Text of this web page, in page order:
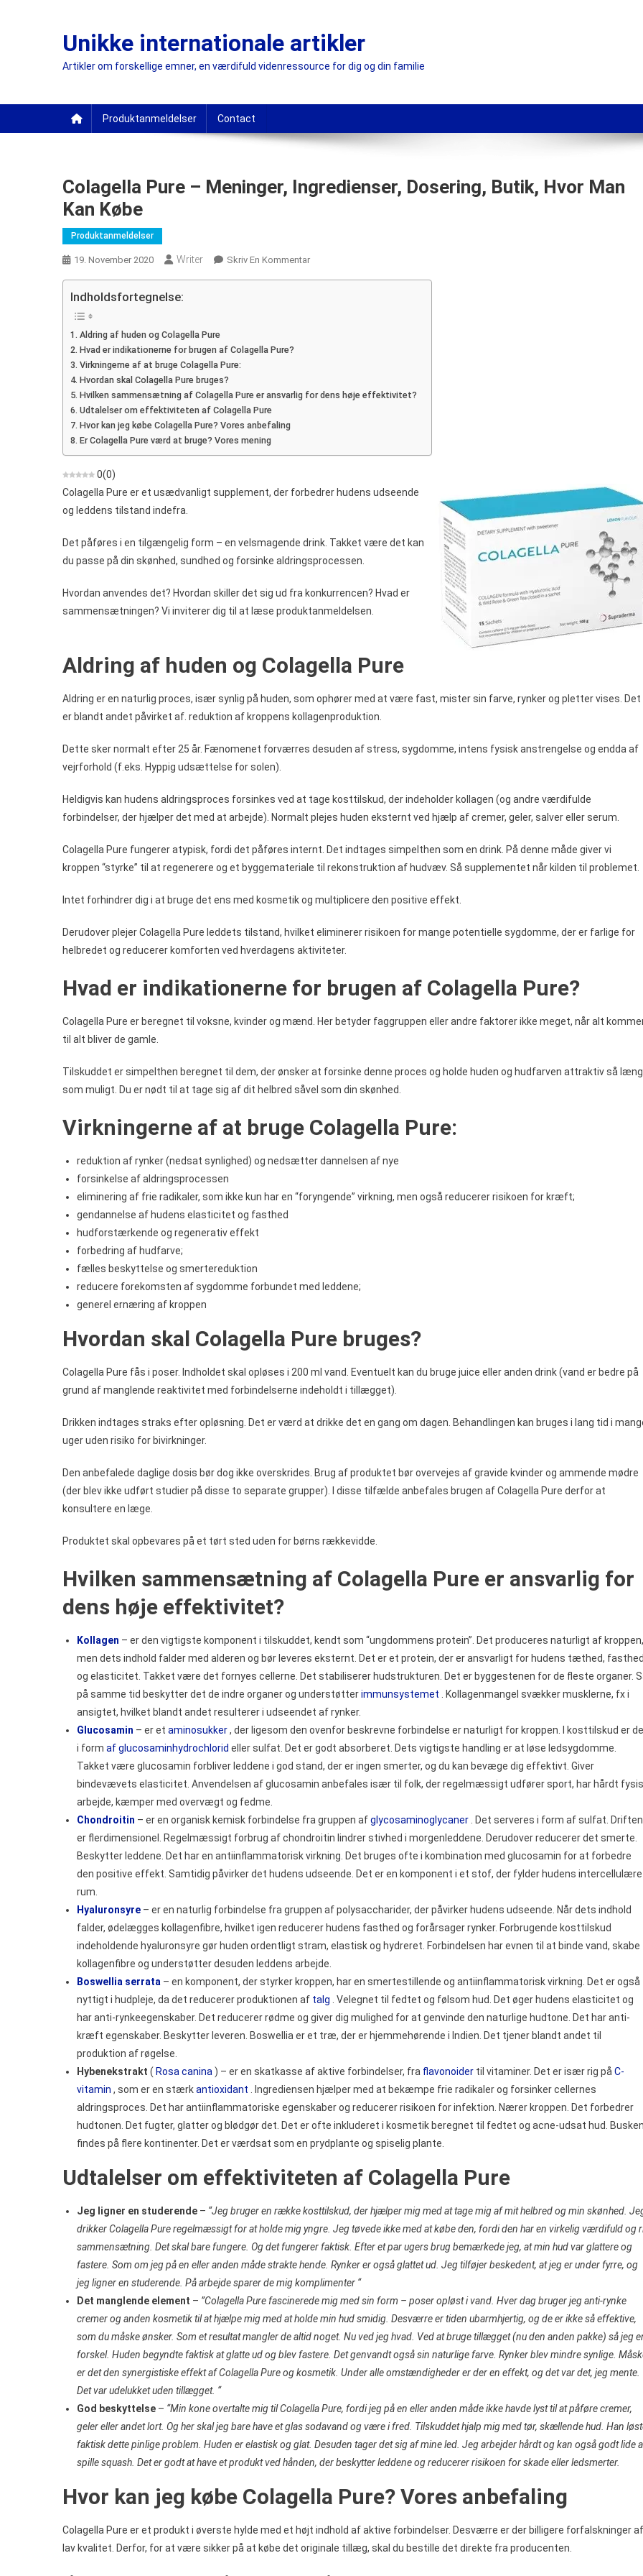
Unikke internationale artikler
Artikler om forskellige emner, en værdifuld videnressource for dig og din familie
Produktanmeldelser Contact
Colagella Pure – Meninger, Ingredienser, Dosering, Butik, Hvor Man
Kan Købe
Produktanmeldelser
19. November 2020 Writer Skriv En KommentarOn
Hvor
Indholdsfortegnelse:
Aldring af huden og Colagella Pure
Hvad er indikationerne for brugen af Colagella Pure?
Virkningerne af at bruge Colagella Pure:
Hvordan skal Colagella Pure bruges?
Hvilken sammensætning af Colagella Pure er ansvarlig for dens høje effektivitet?
Udtalelser om effektiviteten af Colagella Pure
Hvor kan jeg købe Colagella Pure? Vores anbefaling
Er Colagella Pure værd at bruge? Vores mening
0(0)
Colagella Pure er et usædvanligt supplement, der forbedrer hudens udseende
og leddens tilstand indefra.
Det påføres i en tilgængelig form – en velsmagende drink. Takket være det kan
du passe på din skønhed, sundhed og forsinke aldringsprocessen.
Hvordan anvendes det? Hvordan skiller det sig ud fra konkurrencen? Hvad er
sammensætningen? Vi inviterer dig til at læse produktanmeldelsen.
Aldring af huden og Colagella Pure
Aldring er en naturlig proces, især synlig på huden, som ophører med at være fast, mister sin farve, rynker og pletter vises. Det
er blandt andet påvirket af. reduktion af kroppens kollagenproduktion.
Dette sker normalt efter 25 år. Fænomenet forværres desuden af stress, sygdomme, intens fysisk anstrengelse og endda af
vejrforhold (f.eks. Hyppig udsættelse for solen).
Heldigvis kan hudens aldringsproces forsinkes ved at tage kosttilskud, der indeholder kollagen (og andre værdifulde
forbindelser, der hjælper det med at arbejde). Normalt plejes huden eksternt ved hjælp af cremer, geler, salver eller serum.
Colagella Pure fungerer atypisk, fordi det påføres internt. Det indtages simpelthen som en drink. På denne måde giver vi
kroppen “styrke” til at regenerere og et byggemateriale til rekonstruktion af hudvæv. Så supplementet når kilden til problemet.
Intet forhindrer dig i at bruge det ens med kosmetik og multiplicere den positive effekt.
Derudover plejer Colagella Pure leddets tilstand, hvilket eliminerer risikoen for mange potentielle sygdomme, der er farlige for
helbredet og reducerer komforten ved hverdagens aktiviteter.
Hvad er indikationerne for brugen af Colagella Pure?
Colagella Pure er beregnet til voksne, kvinder og mænd. Her betyder faggruppen eller andre faktorer ikke meget, når alt
til alt bliver de gamle.
Tilskuddet er simpelthen beregnet til dem, der ønsker at forsinke denne proces og holde huden og hudfarven attraktiv så
som muligt. Du er nødt til at tage sig af dit helbred såvel som din skønhed.
Virkningerne af at bruge Colagella Pure:
reduktion af rynker (nedsat synlighed) og nedsætter dannelsen af nye
forsinkelse af aldringsprocessen
eliminering af frie radikaler, som ikke kun har en “foryngende” virkning, men også reducerer risikoen for kræft;
gendannelse af hudens elasticitet og fasthed
hudforstærkende og regenerativ effekt
forbedring af hudfarve;
fælles beskyttelse og smertereduktion
reducere forekomsten af sygdomme forbundet med leddene;
generel ernæring af kroppen
Hvordan skal Colagella Pure bruges?
Colagella Pure fås i poser. Indholdet skal opløses i 200 ml vand. Eventuelt kan du bruge juice eller anden drink (vand er bedre på
grund af manglende reaktivitet med forbindelserne indeholdt i tillægget).
Drikken indtages straks efter opløsning. Det er værd at drikke det en gang om dagen. Behandlingen kan bruges i lang tid i
uger uden risiko for bivirkninger.
Den anbefalede daglige dosis bør dog ikke overskrides. Brug af produktet bør overvejes af gravide kvinder og ammende mødre
(der blev ikke udført studier på disse to separate grupper). I disse tilfælde anbefales brugen af Colagella Pure derfor at
konsultere en læge.
Produktet skal opbevares på et tørt sted uden for børns rækkevidde.
Hvilken sammensætning af Colagella Pure er ansvarlig for
dens høje effektivitet?
Kollagen – er den vigtigste komponent i tilskuddet, kendt som “ungdommens protein”. Det produceres naturligt af kroppen,
men dets indhold falder med alderen og bør leveres eksternt. Det er et protein, der er ansvarligt for hudens tæthed, fasthed
og elasticitet. Takket være det fornyes cellerne. Det stabiliserer hudstrukturen. Det er byggestenen for de fleste organer.
på samme tid beskytter det de indre organer og understøtterimmunsystemet . Kollagenmangel svækker musklerne, fx i
ansigtet, hvilket blandt andet resulterer i udseendet af rynker.
Glucosamin – er et aminosukker, der ligesom den ovenfor beskrevne forbindelse er naturligt for kroppen. I kosttilskud er
i form af glucosaminhydrochlorid eller sulfat. Det er godt absorberet. Dets vigtigste handling er at løse ledsygdomme.
Takket være glucosamin forbliver leddene i god stand, der er ingen smerter, og du kan bevæge dig effektivt. Giver
bindevævets elasticitet. Anvendelsen af glucosamin anbefales især til folk, der regelmæssigt udfører sport, har hårdt
arbejde, kæmper med overvægt og fedme.
Chondroitin – er en organisk kemisk forbindelse fra gruppen afglycosaminoglycaner . Det serveres i form af sulfat. Driften
er flerdimensionel. Regelmæssigt forbrug af chondroitin lindrer stivhed i morgenleddene. Derudover reducerer det smerte.
Beskytter leddene. Det har en antiinflammatorisk virkning. Det bruges ofte i kombination med glucosamin for at forbedre
den positive effekt. Samtidig påvirker det hudens udseende. Det er en komponent i et stof, der fylder hudens intercellulære
rum.
Hyaluronsyre – er en naturlig forbindelse fra gruppen af polysaccharider, der påvirker hudens udseende. Når dets indhold
falder, ødelægges kollagenfibre, hvilket igen reducerer hudens fasthed og forårsager rynker. Forbrugende kosttilskud
indeholdende hyaluronsyre gør huden ordentligt stram, elastisk og hydreret. Forbindelsen har evnen til at binde vand, skabe
kollagenfibre og understøtter desuden leddens arbejde.
Boswellia serrata – en komponent, der styrker kroppen, har en smertestillende og antiinflammatorisk virkning. Det er også
nyttigt i hudpleje, da det reducerer produktionen af talg . Velegnet til fedtet og følsom hud. Det øger hudens elasticitet og
har anti-rynkeegenskaber. Det reducerer rødme og giver dig mulighed for at genvinde den naturlige hudtone. Det har anti-
kræft egenskaber. Beskytter leveren. Boswellia er et træ, der er hjemmehørende i Indien. Det tjener blandt andet til
produktion af røgelse.
Hybenekstrakt ( Rosa canina ) – er en skatkasse af aktive forbindelser, fra flavonoider til vitaminer. Det er især rig på C-
vitamin , som er en stærkantioxidant . Ingrediensen hjælper med at bekæmpe frie radikaler og forsinker cellernes
aldringsproces. Det har antiinflammatoriske egenskaber og reducerer risikoen for infektion. Nærer kroppen. Det forbedrer
hudtonen. Det fugter, glatter og blødgør det. Det er ofte inkluderet i kosmetik beregnet til fedtet og acne-udsat hud. Busken
findes på flere kontinenter. Det er værdsat som en prydplante og spiselig plante.
Udtalelser om effektiviteten af Colagella Pure
Jeg ligner en studerende – “Jeg bruger en række kosttilskud, der hjælper mig med at tage mig af mit helbred og min skønhed.
drikker Colagella Pure regelmæssigt for at holde mig yngre. Jeg tøvede ikke med at købe den, fordi den har en virkelig værdifuld og
sammensætning. Det skal bare fungere. Og det fungerer faktisk. Efter et par ugers brug bemærkede jeg, at min hud var glattere og
fastere. Som om jeg på en eller anden måde strakte hende. Rynker er også glattet ud. Jeg tilføjer beskedent, at jeg er under fyrre, og
jeg ligner en studerende. På arbejde sparer de mig komplimenter “
Det manglende element – ”Colagella Pure fascinerede mig med sin form – poser opløst i vand. Hver dag bruger jeg anti-rynke
cremer og anden kosmetik til at hjælpe mig med at holde min hud smidig. Desværre er tiden ubarmhjertig, og de er ikke så effektive,
som du måske ønsker. Som et resultat mangler de altid noget. Nu ved jeg hvad. Ved at bruge tillægget (nu den anden pakke) så jeg
forskel. Huden begyndte faktisk at glatte ud og blev fastere. Det genvandt også sin naturlige farve. Rynker blev mindre synlige.
er det den synergistiske effekt af Colagella Pure og kosmetik. Under alle omstændigheder er der en effekt, og det var det, jeg mente.
Det var udelukket uden tillægget. “
God beskyttelse – “Min kone overtalte mig til Colagella Pure, fordi jeg på en eller anden måde ikke havde lyst til at påføre cremer,
geler eller andet lort. Og her skal jeg bare have et glas sodavand og være i fred. Tilskuddet hjalp mig med tør, skællende hud. Han
faktisk dette pinlige problem. Huden er elastisk og glat. Desuden tager det sig af mine led. Jeg arbejder hårdt og kan også godt lide
spille squash. Det er godt at have et produkt ved hånden, der beskytter leddene og reducerer risikoen for skade eller ledsmerter.
Hvor kan jeg købe Colagella Pure? Vores anbefaling
Colagella Pure er et produkt i øverste hylde med et højt indhold af aktive forbindelser. Desværre er der billigere forfalskninger af
lav kvalitet. Derfor, for at være sikker på at købe det originale tillæg, skal du bestille det direkte fra producenten.